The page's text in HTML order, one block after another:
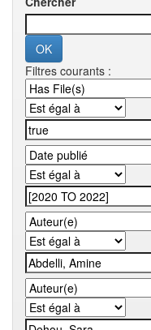
Filtres courants :